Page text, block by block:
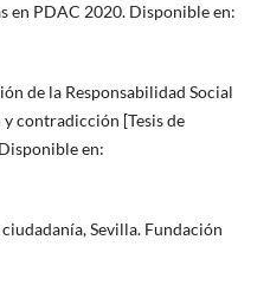
en PDAC 2020. Disponible en:
de la Responsabilidad Social
contradicción [Tesis de
en:
Sevilla. Fundación